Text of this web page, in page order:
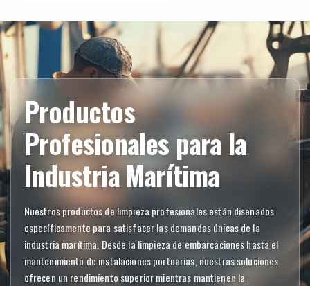
Productos
Profesionales para la
Industria Marítima
Nuestros productos de limpieza profesionales están diseñados
específicamente para satisfacer las demandas únicas de la
industria marítima. Desde la limpieza de embarcaciones hasta el
mantenimiento de instalaciones portuarias, nuestras soluciones
ofrecen un rendimiento superior mientras mantienen la